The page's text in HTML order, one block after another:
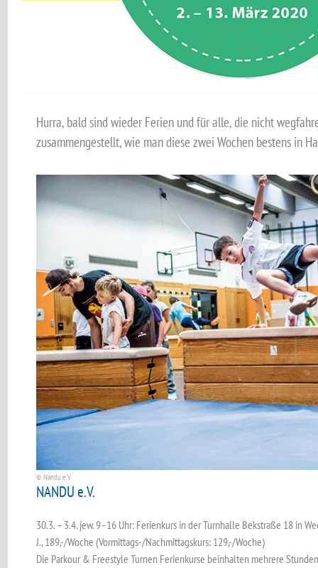
Hurra, bald sind wieder Ferien und für alle, die nicht
zusammengestellt, wie man diese zwei Wochen bestens in
© Nandu e.V.
NANDU e.V.
30.3. – 3.4. jew. 9–16 Uhr: Ferienkurs in der Turnhalle Bekstraße 18 in
J., 189,-/Woche (Vormittags-/Nachmittagskurs: 129,-/Woche)
Die Parkour & Freestyle Turnen Ferienkurse beinhalten mehrere